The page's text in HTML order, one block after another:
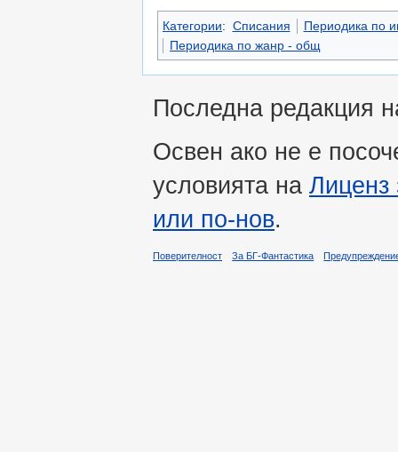
Категории: Списания
Периодика по
Периодика по жанр - общ
Последна редакция
Освен ако не е
условията на Лиценз
или по-нов.
Поверителност За БГ-Фантастика